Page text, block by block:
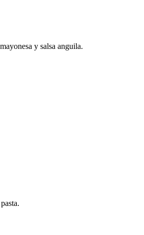
y salsa anguila.